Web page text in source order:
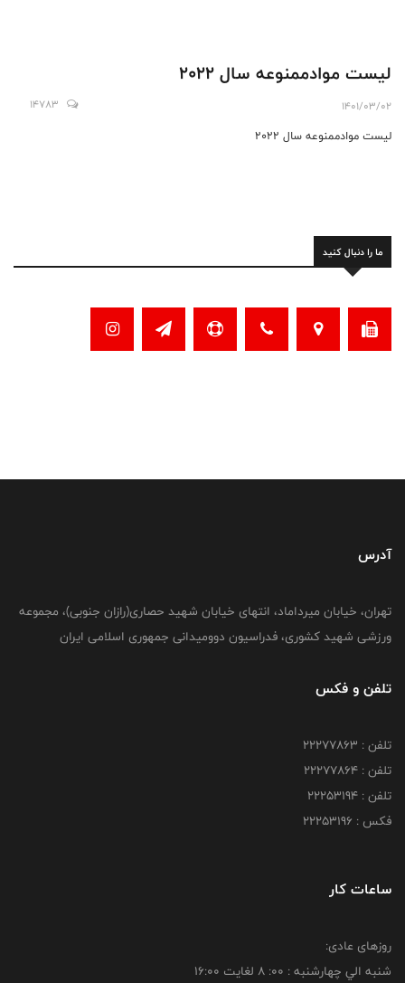
لیست موادممنوعه سال 2022
1401/03/02
14783
لیست موادممنوعه سال 2022
ما را دنبال کنید
آدرس
تهران، خیابان میرداماد، انتهای خیابان شهید حصاری(رازان جنوبی)، مجموعه
ورزشی شهید کشوری، فدراسیون دوومیدانی جمهوری اسلامی ایران
تلفن و فکس
تلفن : 22277863
تلفن : 22277864
تلفن : 22253194
فکس : 22253196
ساعات کار
روزهای عادی:
شنبه الي چهارشنبه : 00: 8 لغايت 16:00